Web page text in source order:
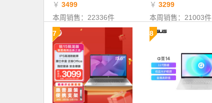
￥ 3499
本周销售：22336件
￥ 3299
本周销售：21003件
7 8